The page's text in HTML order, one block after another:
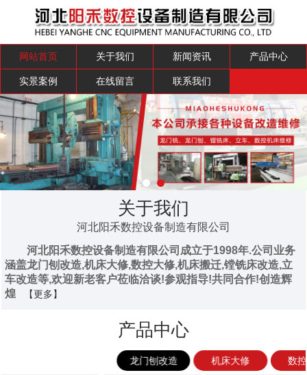
网站首页 关于我们 新闻资讯 产品中心
实景案例 在线留言 联系我们
关于我们
河北阳禾数控设备制造有限公司
河北阳禾数控设备制造有限公司成立于1998年.公司业务
涵盖龙门刨改造,机床大修,数控大修,机床搬迁,镗铣床改造,立
车改造等,欢迎新老客户莅临洽谈!参观指导!共同合作!创造辉
煌
【更多】
产品中心
龙门刨改造 机床大修 数